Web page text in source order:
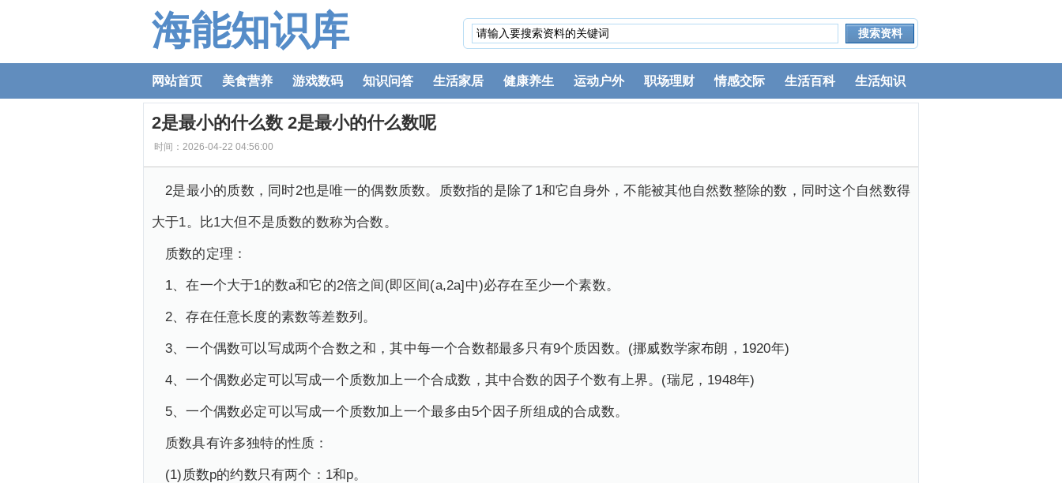
海能知识库
网站首页 美食营养 游戏数码 知识问答 生活家居 健康养生 运动户外 职场理财 情感交际 生活百科 生活知识
2是最小的什么数 2是最小的什么数呢
时间：2026-04-22 04:56:00
2是最小的质数，同时2也是唯一的偶数质数。质数指的是除了1和它自身外，不能被其他自然数整除的数，同时这个自然数得
大于1。比1大但不是质数的数称为合数。
质数的定理：
1、在一个大于1的数a和它的2倍之间(即区间(a,2a]中)必存在至少一个素数。
2、存在任意长度的素数等差数列。
3、一个偶数可以写成两个合数之和，其中每一个合数都最多只有9个质因数。(挪威数学家布朗，1920年)
4、一个偶数必定可以写成一个质数加上一个合成数，其中合数的因子个数有上界。(瑞尼，1948年)
5、一个偶数必定可以写成一个质数加上一个最多由5个因子所组成的合成数。
质数具有许多独特的性质：
(1)质数p的约数只有两个：1和p。